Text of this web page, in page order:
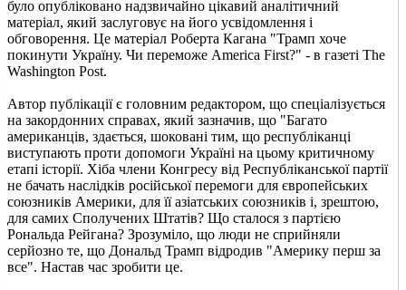
було опубліковано надзвичайно цікавий аналітичний
матеріал, який заслуговує на його усвідомлення і
обговорення. Це матеріал Роберта Кагана "Трамп хоче
покинути Україну. Чи переможе America First?" - в газеті The
Washington Post.
Автор публікації є головним редактором, що спеціалізується
на закордонних справах, який зазначив, що "Багато
американців, здається, шоковані тим, що республіканці
виступають проти допомоги Україні на цьому критичному
етапі історії. Хіба члени Конгресу від Республіканської партії
не бачать наслідків російської перемоги для європейських
союзників Америки, для її азіатських союзників і, зрештою,
для самих Сполучених Штатів? Що сталося з партією
Рональда Рейгана? Зрозуміло, що люди не сприйняли
серйозно те, що Дональд Трамп відродив "Америку перш за
все". Настав час зробити це.